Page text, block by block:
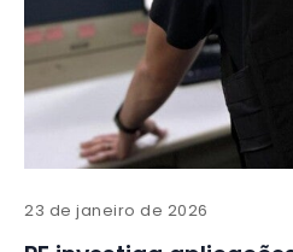
23 de janeiro de 2026